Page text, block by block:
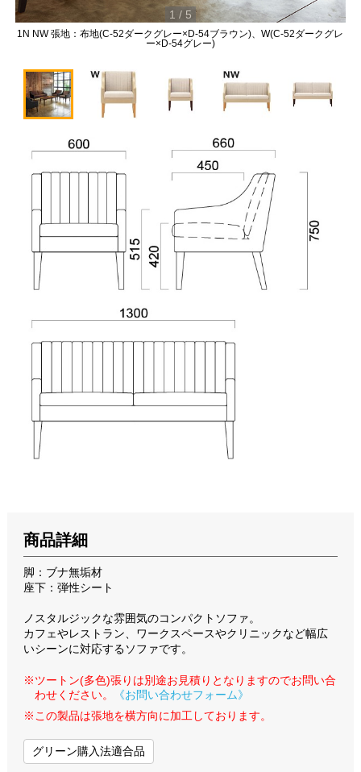
1N NW 張地：布地(C-52ダークグレー×D-54ブラウン)、W(C-52ダークグレ
ー×D-54グレー)
1 / 5
商品詳細
脚：ブナ無垢材
座下：弾性シート
ノスタルジックな雰囲気のコンパクトソファ。
カフェやレストラン、ワークスペースやクリニックなど幅広
いシーンに対応するソファです。
※ツートン(多色)張りは別途お見積りとなりますのでお問い合
わせください。
《お問い合わせフォーム》
※この製品は張地を横方向に加工しております。
グリーン購入法適合品